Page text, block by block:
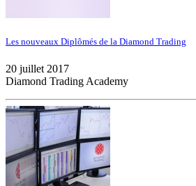
Les nouveaux Diplômés de la Diamond Trading
20 juillet 2017
Diamond Trading Academy